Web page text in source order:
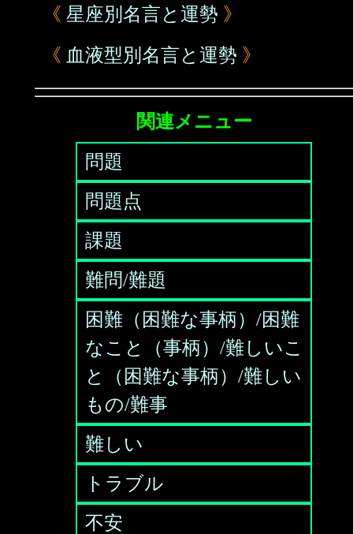
《 星座別名言と運勢 》
《 血液型別名言と運勢 》
関連メニュー
問題
問題点
課題
難問/難題
困難（困難な事柄）/困難
なこと（事柄）/難しいこ
と（困難な事柄）/難しい
もの/難事
難しい
トラブル
不安